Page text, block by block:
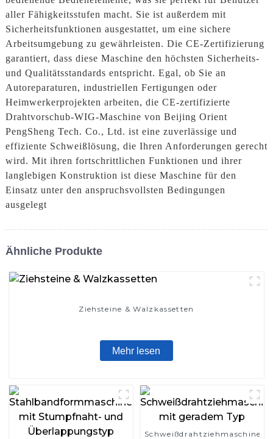
aller Fähigkeitsstufen macht. Sie ist außerdem mit
Sicherheitsfunktionen ausgestattet, um eine sichere
Arbeitsumgebung zu gewährleisten. Die CE-Zertifizierung
garantiert, dass diese Maschine den höchsten Sicherheits-
und Qualitätsstandards entspricht. Egal, ob Sie an
Autoreparaturen, industriellen Fertigungen oder
Heimwerkerprojekten arbeiten, die CE-zertifizierte
Drahtvorschub-WIG-Maschine von Beijing Orient
PengSheng Tech. Co., Ltd. ist eine zuverlässige und
effiziente Schweißlösung, die Ihren Anforderungen gerecht
wird. Mit ihren fortschrittlichen Funktionen und ihrer
langlebigen Konstruktion ist diese Maschine für den
Einsatz unter den anspruchsvollsten Bedingungen
ausgelegt
Ähnliche Produkte
Ziehsteine ​​& Walzkassetten
Mehr lesen
Schweißdrahtziehmaschine